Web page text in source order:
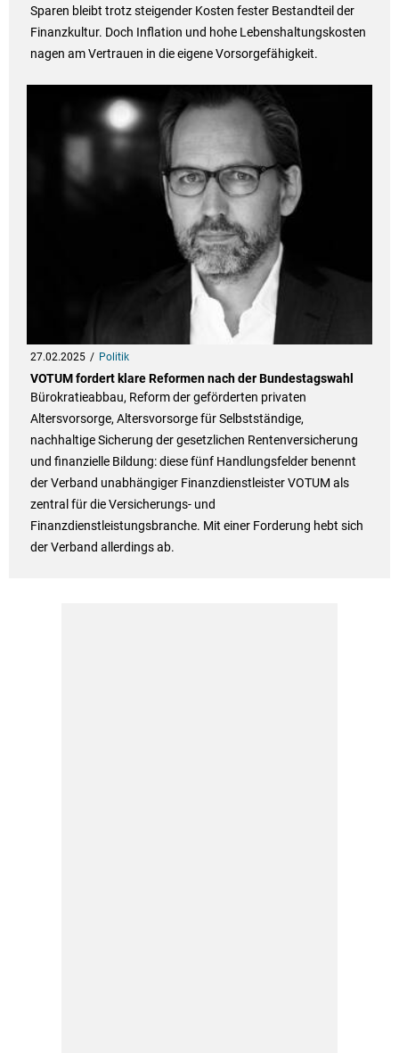
Sparen bleibt trotz steigender Kosten fester Bestandteil der
Finanzkultur. Doch Inflation und hohe Lebenshaltungskosten
nagen am Vertrauen in die eigene Vorsorgefähigkeit.
27.02.2025 Politik
VOTUM fordert klare Reformen nach der Bundestagswahl
Bürokratieabbau, Reform der geförderten privaten
Altersvorsorge, Altersvorsorge für Selbstständige,
nachhaltige Sicherung der gesetzlichen Rentenversicherung
und finanzielle Bildung: diese fünf Handlungsfelder benennt
der Verband unabhängiger Finanzdienstleister VOTUM als
zentral für die Versicherungs- und
Finanzdienstleistungsbranche. Mit einer Forderung hebt sich
der Verband allerdings ab.